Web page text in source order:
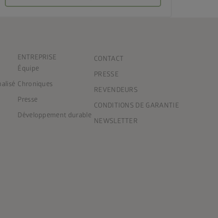
ENTREPRISE
Équipe
Chroniques
Presse
Développement durable
CONTACT
PRESSE
REVENDEURS
CONDITIONS DE GARANTIE
NEWSLETTER